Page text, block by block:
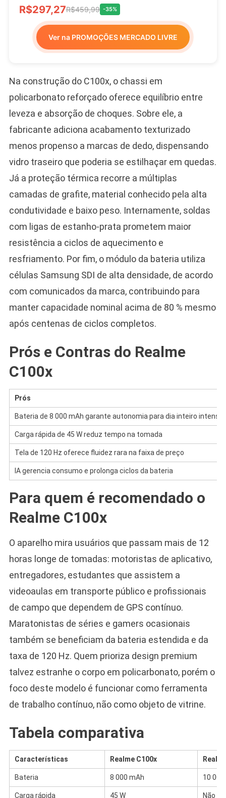
R$297,27R$459,99 -35%
Ver na PROMOÇÕES MERCADO LIVRE
Na construção do C100x, o chassi em
policarbonato reforçado oferece equilíbrio entre
leveza e absorção de choques. Sobre ele, a
fabricante adiciona acabamento texturizado
menos propenso a marcas de dedo, dispensando
vidro traseiro que poderia se estilhaçar em quedas.
Já a proteção térmica recorre a múltiplas
camadas de grafite, material conhecido pela alta
condutividade e baixo peso. Internamente, soldas
com ligas de estanho-prata prometem maior
resistência a ciclos de aquecimento e
resfriamento. Por fim, o módulo da bateria utiliza
células Samsung SDI de alta densidade, de acordo
com comunicados da marca, contribuindo para
manter capacidade nominal acima de 80 % mesmo
após centenas de ciclos completos.
Prós e Contras do Realme
C100x
Prós
Bateria de 8 000 mAh garante autonomia para dia inteiro intenso
Carga rápida de 45 W reduz tempo na tomada
Tela de 120 Hz oferece fluidez rara na faixa de preço
IA gerencia consumo e prolonga ciclos da bateria
Para quem é recomendado o
Realme C100x
O aparelho mira usuários que passam mais de 12
horas longe de tomadas: motoristas de aplicativo,
entregadores, estudantes que assistem a
videoaulas em transporte público e profissionais
de campo que dependem de GPS contínuo.
Maratonistas de séries e gamers ocasionais
também se beneficiam da bateria estendida e da
taxa de 120 Hz. Quem prioriza design premium
talvez estranhe o corpo em policarbonato, porém o
foco deste modelo é funcionar como ferramenta
de trabalho contínuo, não como objeto de vitrine.
Tabela comparativa
Características Realme C100x
Bateria 8 000 mAh 10
Carga rápida 45 W Não